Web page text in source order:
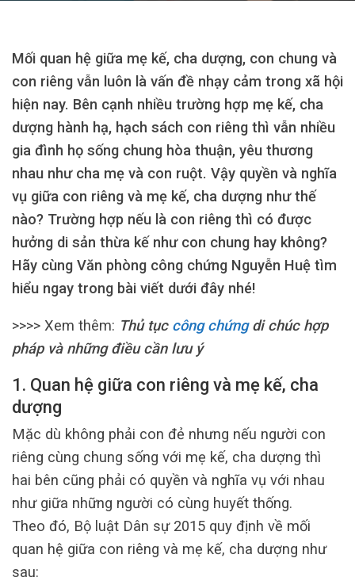
Mối quan hệ giữa mẹ kế, cha dượng, con chung và
con riêng vẫn luôn là vấn đề nhạy cảm trong xã hội
hiện nay. Bên cạnh nhiều trường hợp mẹ kế, cha
dượng hành hạ, hạch sách con riêng thì vẫn nhiều
gia đình họ sống chung hòa thuận, yêu thương
nhau như cha mẹ và con ruột. Vậy quyền và nghĩa
vụ giữa con riêng và mẹ kế, cha dượng như thế
nào? Trường hợp nếu là con riêng thì có được
hưởng di sản thừa kế như con chung hay không?
Hãy cùng Văn phòng công chứng Nguyễn Huệ tìm
hiểu ngay trong bài viết dưới đây nhé!
>>>> Xem thêm: Thủ tục công chứng di chúc hợp
pháp và những điều cần lưu ý
1. Quan hệ giữa con riêng và mẹ kế, cha
dượng
Mặc dù không phải con đẻ nhưng nếu người con
riêng cùng chung sống với mẹ kế, cha dượng thì
hai bên cũng phải có quyền và nghĩa vụ với nhau
như giữa những người có cùng huyết thống.
Theo đó, Bộ luật Dân sự 2015 quy định về mối
quan hệ giữa con riêng và mẹ kế, cha dượng như
sau: